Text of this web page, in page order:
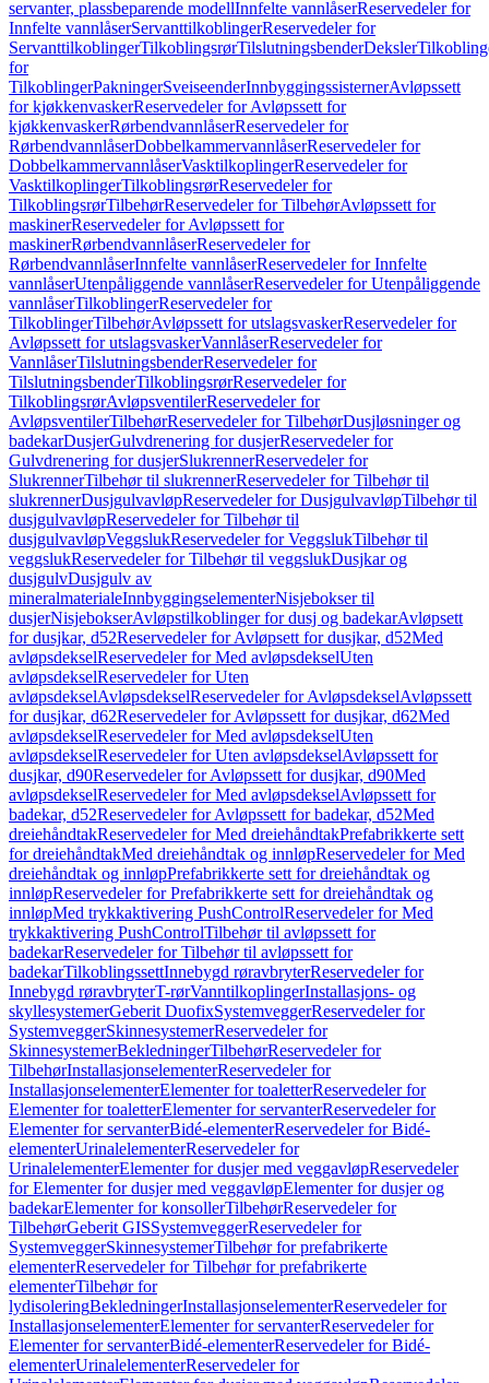
servanter, plassbeparende modellInnfelte vannlåserReservedeler for
Innfelte vannlåserServanttilkoblingerReservedeler for
ServanttilkoblingerTilkoblingsrørTilslutningsbenderDeksler
for
TilkoblingerPakningerSveiseenderInnbyggingssisternerAvløpssett
for kjøkkenvaskerReservedeler for Avløpssett for
kjøkkenvaskerRørbendvannlåserReservedeler for
RørbendvannlåserDobbelkammervannlåserReservedeler for
DobbelkammervannlåserVasktilkoplingerReservedeler for
VasktilkoplingerTilkoblingsrørReservedeler for
TilkoblingsrørTilbehørReservedeler for TilbehørAvløpssett for
maskinerReservedeler for Avløpssett for
maskinerRørbendvannlåserReservedeler for
RørbendvannlåserInnfelte vannlåserReservedeler for Innfelte
vannlåserUtenpåliggende vannlåserReservedeler for Utenpåliggende
vannlåserTilkoblingerReservedeler for
TilkoblingerTilbehørAvløpssett for utslagsvaskerReservedeler for
Avløpssett for utslagsvaskerVannlåserReservedeler for
VannlåserTilslutningsbenderReservedeler for
TilslutningsbenderTilkoblingsrørReservedeler for
TilkoblingsrørAvløpsventilerReservedeler for
AvløpsventilerTilbehørReservedeler for TilbehørDusjløsninger og
badekarDusjerGulvdrenering for dusjerReservedeler for
Gulvdrenering for dusjerSlukrennerReservedeler for
SlukrennerTilbehør til slukrennerReservedeler for Tilbehør til
slukrennerDusjgulvavløpReservedeler for DusjgulvavløpTilbehør til
dusjgulvavløpReservedeler for Tilbehør til
dusjgulvavløpVeggslukReservedeler for VeggslukTilbehør til
veggslukReservedeler for Tilbehør til veggslukDusjkar og
dusjgulvDusjgulv av
mineralmaterialeInnbyggingselementerNisjebokser til
dusjerNisjebokserAvløpstilkoblinger for dusj og badekarAvløpsett
for dusjkar, d52Reservedeler for Avløpsett for dusjkar, d52Med
avløpsdekselReservedeler for Med avløpsdekselUten
avløpsdekselReservedeler for Uten
avløpsdekselAvløpsdekselReservedeler for AvløpsdekselAvløpssett
for dusjkar, d62Reservedeler for Avløpssett for dusjkar, d62Med
avløpsdekselReservedeler for Med avløpsdekselUten
avløpsdekselReservedeler for Uten avløpsdekselAvløpssett for
dusjkar, d90Reservedeler for Avløpssett for dusjkar, d90Med
avløpsdekselReservedeler for Med avløpsdekselAvløpssett for
badekar, d52Reservedeler for Avløpssett for badekar, d52Med
dreiehåndtakReservedeler for Med dreiehåndtakPrefabrikkerte sett
for dreiehåndtakMed dreiehåndtak og innløpReservedeler for Med
dreiehåndtak og innløpPrefabrikkerte sett for dreiehåndtak og
innløpReservedeler for Prefabrikkerte sett for dreiehåndtak og
innløpMed trykkaktivering PushControlReservedeler for Med
trykkaktivering PushControlTilbehør til avløpssett for
badekarReservedeler for Tilbehør til avløpssett for
badekarTilkoblingssettInnebygd røravbryterReservedeler for
Innebygd røravbryterT-rørVanntilkoplingerInstallasjons- og
skyllesystemerGeberit DuofixSystemveggerReservedeler for
SystemveggerSkinnesystemerReservedeler for
SkinnesystemerBekledningerTilbehørReservedeler for
TilbehørInstallasjonselementerReservedeler for
InstallasjonselementerElementer for toaletterReservedeler for
Elementer for toaletterElementer for servanterReservedeler for
Elementer for servanterBidé-elementerReservedeler for Bidé-
elementerUrinalelementerReservedeler for
UrinalelementerElementer for dusjer med veggavløpReservedeler
for Elementer for dusjer med veggavløpElementer for dusjer og
badekarElementer for konsollerTilbehørReservedeler for
TilbehørGeberit GISSystemveggerReservedeler for
SystemveggerSkinnesystemerTilbehør for prefabrikerte
elementerReservedeler for Tilbehør for prefabrikerte
elementerTilbehør for
lydisoleringBekledningerInstallasjonselementerReservedeler for
InstallasjonselementerElementer for servanterReservedeler for
Elementer for servanterBidé-elementerReservedeler for Bidé-
elementerUrinalelementerReservedeler for